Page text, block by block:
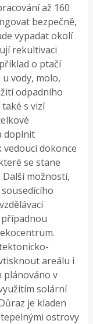
až 160
bezpečně,
vypadat okolí
rekultivaci
o ptačí
vody, molo,
odpadního
s vizí
doplnit
dokonce
se stane
možností,
areálu i
plánováno v
solární
je kladen
ostrovy